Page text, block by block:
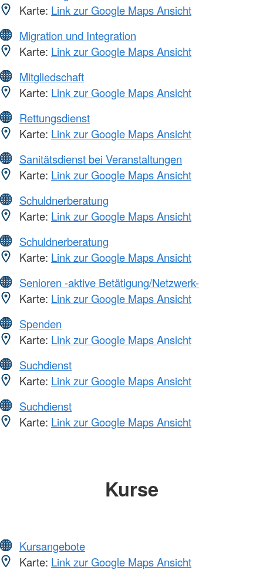
Karte: Link zur Google Maps Ansicht
Migration und Integration
Karte: Link zur Google Maps Ansicht
Mitgliedschaft
Karte: Link zur Google Maps Ansicht
Rettungsdienst
Karte: Link zur Google Maps Ansicht
Sanitätsdienst bei Veranstaltungen
Karte: Link zur Google Maps Ansicht
Schuldnerberatung
Karte: Link zur Google Maps Ansicht
Schuldnerberatung
Karte: Link zur Google Maps Ansicht
Senioren -aktive Betätigung/Netzwerk-
Karte: Link zur Google Maps Ansicht
Spenden
Karte: Link zur Google Maps Ansicht
Suchdienst
Karte: Link zur Google Maps Ansicht
Suchdienst
Karte: Link zur Google Maps Ansicht
Kurse
Kursangebote
Karte: Link zur Google Maps Ansicht